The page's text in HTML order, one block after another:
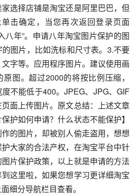
选择店铺是淘宝还是阿里巴巴，但
击确定，当您再次返回登录页面
八年”。申请八年淘宝图片保护的图
图片，比如洗标和尺寸表。3.不要
字等。应用程序图片。建议使用画
图。超过2000的将按比例压缩，
不能低于400。JPEG、JPG、GIF
面上传图片。原文总结：上述文章
护如何申请？什么状态不能保护】
的图片，却被别人偷走盗用，想想
大家的合法产权，在淘宝平台中针
片保护政策，以上就是申请的方法
这里啦，如果您想学习更详细淘宝
细分导航栏目查看。